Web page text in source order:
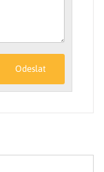
Odeslat